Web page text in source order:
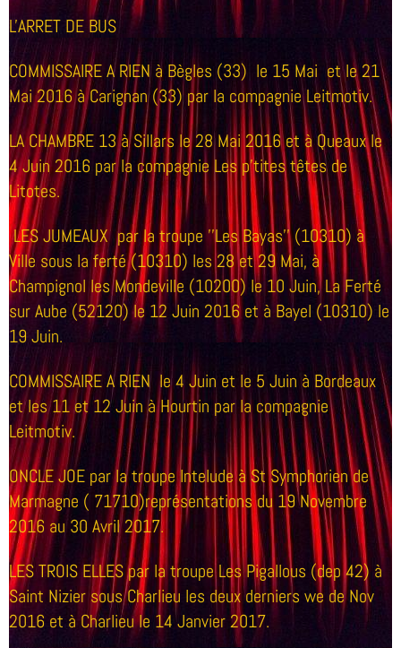
L'ARRET DE BUS
COMMISSAIRE A RIEN à Bègles (33) le 15 Mai et le 21
Mai 2016 à Carignan (33) par la compagnie Leitmotiv.
LA CHAMBRE 13 à Sillars le 28 Mai 2016 et à Queaux le
4 Juin 2016 par la compagnie Les p'tites têtes de
Litotes.
LES JUMEAUX par la troupe ''Les Bayas'' (10310) à
Ville sous la ferté (10310) les 28 et 29 Mai, à
Champignol les Mondeville (10200) le 10 Juin, La Ferté
sur Aube (52120) le 12 Juin 2016 et à Bayel (10310) le
19 Juin.
COMMISSAIRE A RIEN le 4 Juin et le 5 Juin à Bordeaux
et les 11 et 12 Juin à Hourtin par la compagnie
Leitmotiv.
ONCLE JOE par la troupe Intelude à St Symphorien de
Marmagne ( 71710)représentations du 19 Novembre
2016 au 30 Avril 2017.
LES TROIS ELLES par la troupe Les Pigallous (dep 42) à
Saint Nizier sous Charlieu les deux derniers we de Nov
2016 et à Charlieu le 14 Janvier 2017.